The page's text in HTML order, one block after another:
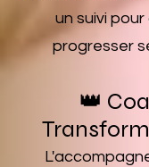
un suivi
progresser
👑